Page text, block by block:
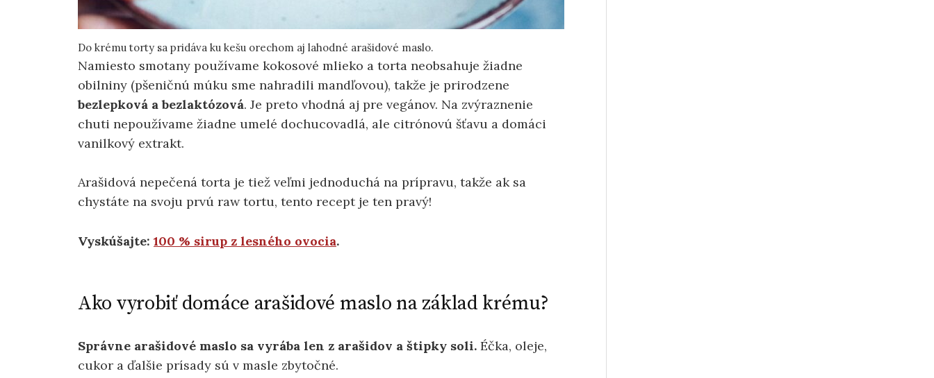
Do krému torty sa pridáva ku kešu orechom aj lahodné arašidové maslo.
Namiesto smotany používame kokosové mlieko a torta neobsahuje žiadne
obilniny (pšeničnú múku sme nahradili mandľovou), takže je prirodzene
bezlepková a bezlaktózová. Je preto vhodná aj pre vegánov. Na zvýraznenie
chuti nepoužívame žiadne umelé dochucovadlá, ale citrónovú šťavu a domáci
vanilkový extrakt.
Arašidová nepečená torta je tiež veľmi jednoduchá na prípravu, takže ak sa
chystáte na svoju prvú raw tortu, tento recept je ten pravý!
Vyskúšajte: 100 % sirup z lesného ovocia.
Ako vyrobiť domáce arašidové maslo na základ krému?
Správne arašidové maslo sa vyrába len z arašidov a štipky soli. Éčka, oleje,
cukor a ďalšie prísady sú v masle zbytočné.